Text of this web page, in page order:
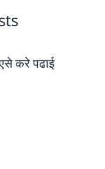
करे पढाई